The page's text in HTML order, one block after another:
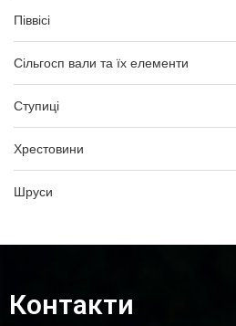
Піввісі
Сільгосп вали та їх елементи
Ступиці
Хрестовини
Шруси
Контакти